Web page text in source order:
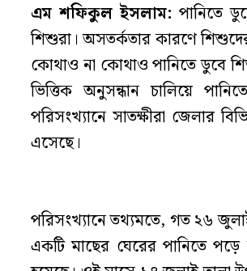
এম শফিকুল ইসলাম: পানিতে
শিশুরা। অসতর্কতার কারণে
কোথাও না কোথাও পানিতে ডুবে
ভিত্তিক অনুসন্ধান চালিয়ে
পরিসংখ্যানে সাতক্ষীরা জেলার
এসেছে।
পরিসংখ্যানে তথ্যমতে, গত ২৬
একটি মাছের ঘেরের পানিতে